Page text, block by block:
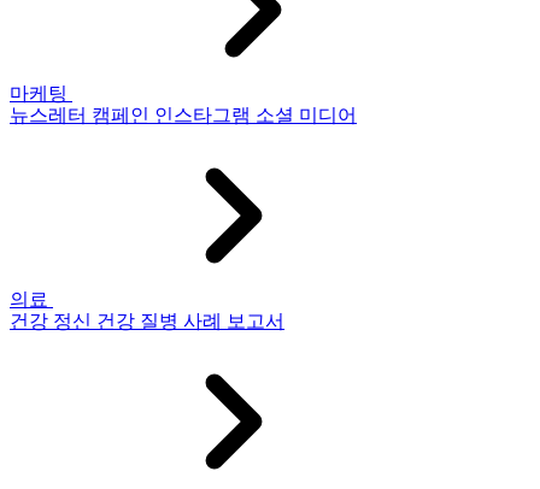
마케팅
뉴스레터 캠페인 인스타그램 소셜 미디어
의료
건강 정신 건강 질병 사례 보고서